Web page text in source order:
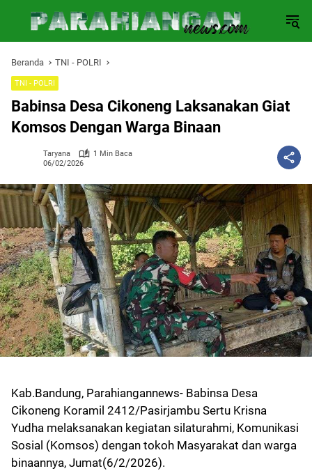
Beranda TNI - POLRI
TNI - POLRI
Babinsa Desa Cikoneng Laksanakan Giat
Komsos Dengan Warga Binaan
Taryana
1 Min Baca
06/02/2026
Kab.Bandung, Parahiangannews- Babinsa Desa
Cikoneng Koramil 2412/Pasirjambu Sertu Krisna
Yudha melaksanakan kegiatan silaturahmi, Komunikasi
Sosial (Komsos) dengan tokoh Masyarakat dan warga
binaannya, Jumat(6/2/2026).